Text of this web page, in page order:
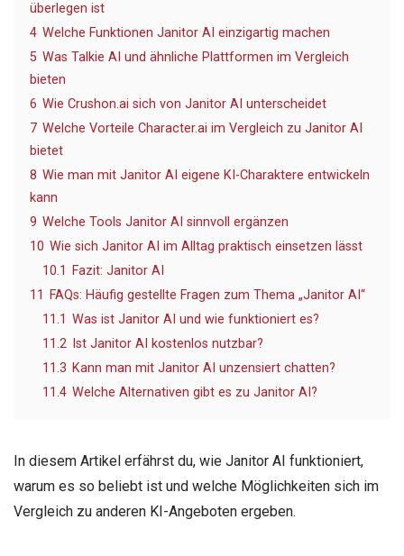
überlegen ist
4 Welche Funktionen Janitor AI einzigartig machen
5 Was Talkie AI und ähnliche Plattformen im Vergleich
bieten
6 Wie Crushon.ai sich von Janitor AI unterscheidet
7 Welche Vorteile Character.ai im Vergleich zu Janitor AI
bietet
8 Wie man mit Janitor AI eigene KI-Charaktere entwickeln
kann
9 Welche Tools Janitor AI sinnvoll ergänzen
10 Wie sich Janitor AI im Alltag praktisch einsetzen lässt
10.1
Fazit: Janitor AI
11
FAQs: Häufig gestellte Fragen zum Thema „Janitor AI“
11.1 Was ist Janitor AI und wie funktioniert es?
11.2 Ist Janitor AI kostenlos nutzbar?
11.3 Kann man mit Janitor AI unzensiert chatten?
11.4 Welche Alternativen gibt es zu Janitor AI?
In diesem Artikel erfährst du, wie Janitor AI funktioniert,
warum es so beliebt ist und welche Möglichkeiten sich im
Vergleich zu anderen KI-Angeboten ergeben.